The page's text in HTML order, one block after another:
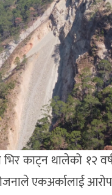
भिर काट्न थालेको
एकअर्कालाई